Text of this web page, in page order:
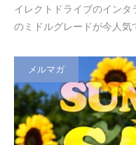
イレクトドライブのイン
のミドルグレードが今人
メルマガ